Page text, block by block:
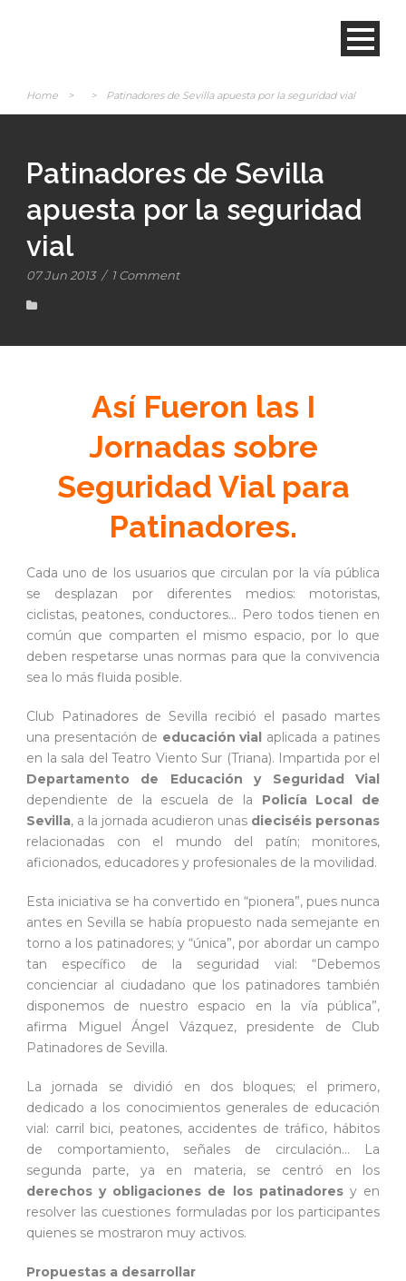
Home > > Patinadores de Sevilla apuesta por la seguridad vial
Patinadores de Sevilla
apuesta por la seguridad
vial
07 Jun 2013 / 1 Comment
Así Fueron las I
Jornadas sobre
Seguridad Vial para
Patinadores.
Cada uno de los usuarios que circulan por la vía pública
se desplazan por diferentes medios: motoristas,
ciclistas, peatones, conductores… Pero todos tienen en
común que comparten el mismo espacio, por lo que
deben respetarse unas normas para que la convivencia
sea lo más fluida posible.
Club Patinadores de Sevilla recibió el pasado martes
una presentación de educación vial aplicada a patines
en la sala del Teatro Viento Sur (Triana). Impartida por el
Departamento de Educación y Seguridad Vial
dependiente de la escuela de la Policía Local de
Sevilla, a la jornada acudieron unas dieciséis personas
relacionadas con el mundo del patín; monitores,
aficionados, educadores y profesionales de la movilidad.
Esta iniciativa se ha convertido en “pionera”, pues nunca
antes en Sevilla se había propuesto nada semejante en
torno a los patinadores; y “única”, por abordar un campo
tan específico de la seguridad vial: “Debemos
concienciar al ciudadano que los patinadores también
disponemos de nuestro espacio en la vía pública”,
afirma Miguel Ángel Vázquez, presidente de Club
Patinadores de Sevilla.
La jornada se dividió en dos bloques; el primero,
dedicado a los conocimientos generales de educación
vial: carril bici, peatones, accidentes de tráfico, hábitos
de comportamiento, señales de circulación… La
segunda parte, ya en materia, se centró en los
derechos y obligaciones de los patinadoresy en
resolver las cuestiones formuladas por los participantes
quienes se mostraron muy activos.
Propuestas a desarrollar